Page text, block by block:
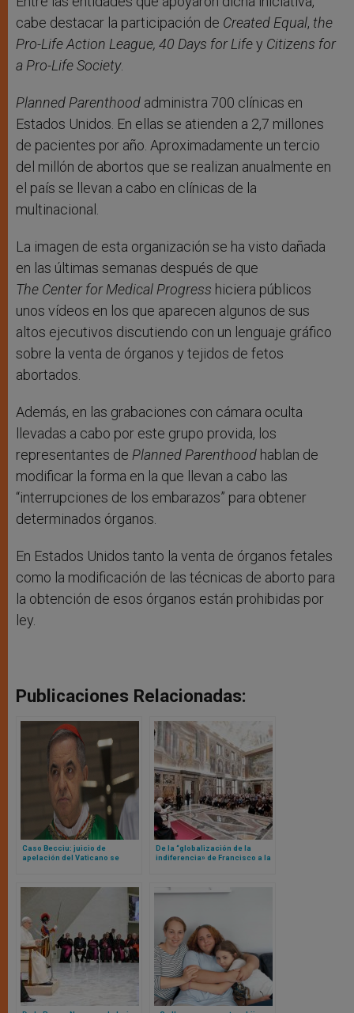
cabe destacar la participación de Created Equal, the
Pro-Life Action League, 40 Days for Lifey Citizens for
a Pro-Life Society.
Planned Parenthood administra 700 clínicas en
Estados Unidos. En ellas se atienden a 2,7 millones
de pacientes por año. Aproximadamente un tercio
del millón de abortos que se realizan anualmente en
el país se llevan a cabo en clínicas de la
multinacional.
La imagen de esta organización se ha visto dañada
en las últimas semanas después de que
The Center for Medical Progress hiciera públicos
unos vídeos en los que aparecen algunos de sus
altos ejecutivos discutiendo con un lenguaje gráfico
sobre la venta de órganos y tejidos de fetos
abortados.
Además, en las grabaciones con cámara oculta
llevadas a cabo por este grupo provida, los
representantes de Planned Parenthood hablan de
modificar la forma en la que llevan a cabo las
“interrupciones de los embarazos” para obtener
determinados órganos.
En Estados Unidos tanto la venta de órganos fetales
como la modificación de las técnicas de aborto para
la obtención de esos órganos están prohibidas por
ley.
Publicaciones Relacionadas:
Caso Becciu: juicio de
apelación del Vaticano se
sobre el papel de la fiscalía
De la “globalización de la
indiferencia» de Francisco a la